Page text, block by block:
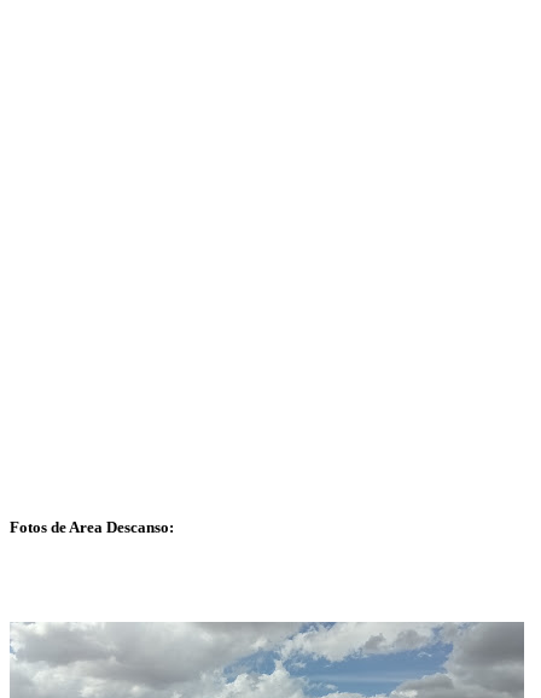
Fotos de Area Descanso: